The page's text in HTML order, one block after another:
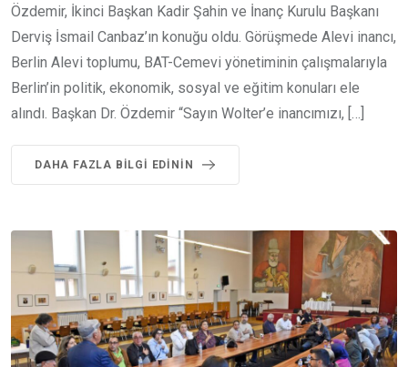
Özdemir, İkinci Başkan Kadir Şahin ve İnanç Kurulu Başkanı
Derviş İsmail Canbaz’ın konuğu oldu. Görüşmede Alevi inancı,
Berlin Alevi toplumu, BAT-Cemevi yönetiminin çalışmalarıyla
Berlin’in politik, ekonomik, sosyal ve eğitim konuları ele
alındı. Başkan Dr. Özdemir “Sayın Wolter’e inancımızı, […]
DAHA FAZLA BILGI EDININ